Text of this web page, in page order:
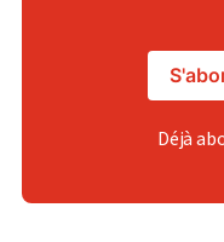
Déjà